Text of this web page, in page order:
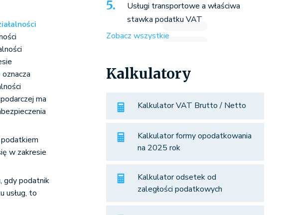
ma
w zakresie
gdy podatnik
usług, to
Usługi transportowe a właściwa
stawka podatku VAT
Zobacz wszystkie
Kalkulatory
Kalkulator VAT Brutto / Netto
Kalkulator formy opodatkowania
na 2025 rok
Kalkulator odsetek od
zaległości podatkowych